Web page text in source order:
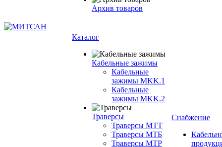
Архив товаров
Каталог
Кабельные зажимы
Кабельные
зажимы MKK.1
Кабельные
зажимы MKK.2
Траверсы
Траверсы МТТ
Траверсы МТБ
Траверсы МТР
Снабжение